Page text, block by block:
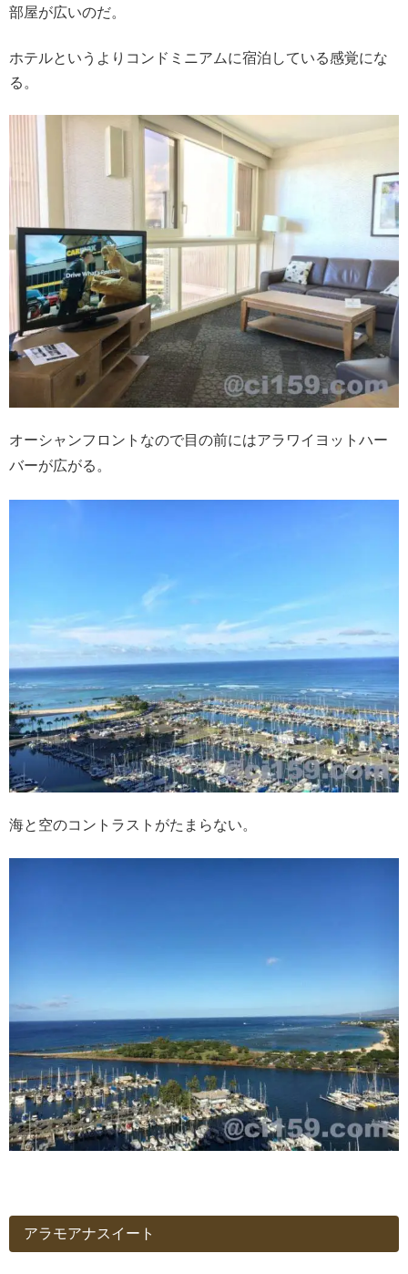
部屋が広いのだ。
ホテルというよりコンドミニアムに宿泊している感覚にな
る。
オーシャンフロントなので目の前にはアラワイヨットハー
バーが広がる。
海と空のコントラストがたまらない。
アラモアナスイート